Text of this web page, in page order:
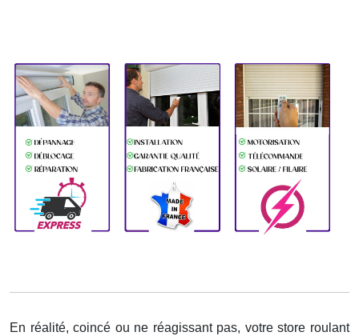
En réalité, coincé ou ne réagissant pas, votre store roulant